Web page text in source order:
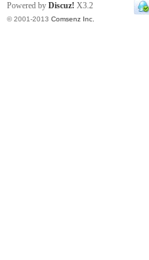
Powered by Discuz! X3.2
© 2001-2013 Comsenz Inc.